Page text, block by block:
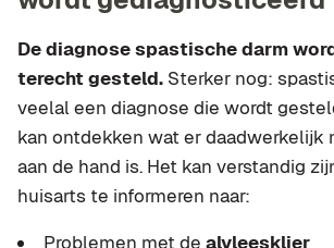
De diagnose spastische darm
terecht gesteld. Sterker nog:
veelal een diagnose die wordt
kan ontdekken wat er daadwerkelijk
aan de hand is. Het kan verstandig
huisarts te informeren naar:
Problemen met de alvleesklier